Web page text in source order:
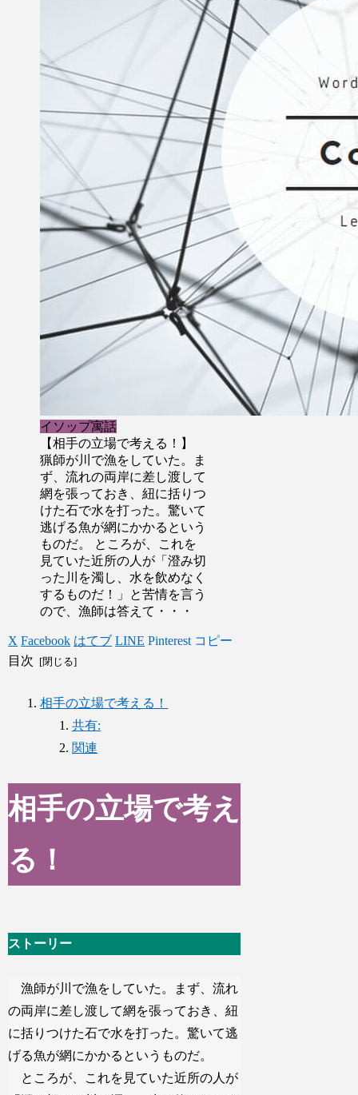
イソップ寓話
【相手の立場で考える！】
猟師が川で漁をしていた。ま
ず、流れの両岸に差し渡して
網を張っておき、紐に括りつ
けた石で水を打った。驚いて
逃げる魚が網にかかるという
ものだ。 ところが、これを
見ていた近所の人が「澄み切
った川を濁し、水を飲めなく
するものだ！」と苦情を言う
ので、漁師は答えて・・・
X Facebook はてブ LINE Pinterest コピー
目次
相手の立場で考える！
共有:
関連
相手の立場で考え
る！
ストーリー
漁師が川で漁をしていた。まず、流れ
の両岸に差し渡して網を張っておき、紐
に括りつけた石で水を打った。驚いて逃
げる魚が網にかかるというものだ。
ところが、これを見ていた近所の人が